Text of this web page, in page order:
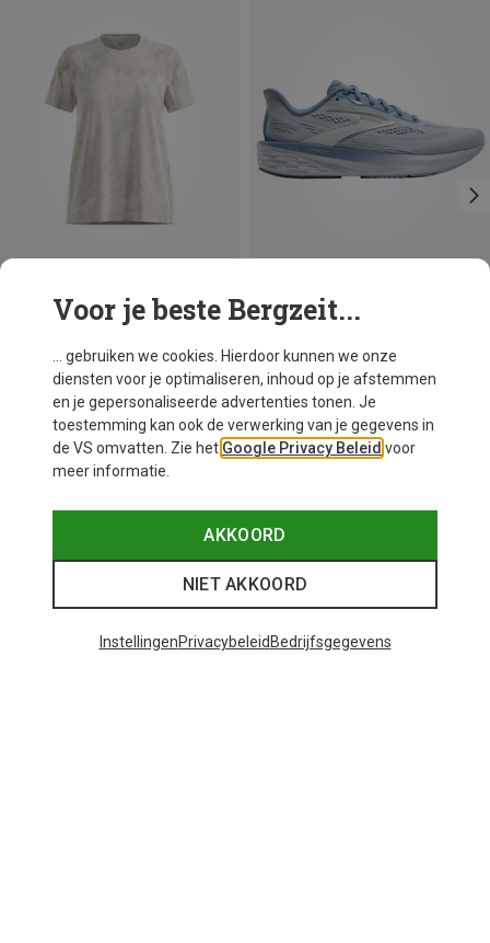
Je bespaart 34%
Brooks
Dames Launch 12 Schoenen
€ 119,95
Voor je beste Bergzeit...
... gebruiken we cookies. Hierdoor kunnen we onze
diensten voor je optimaliseren, inhoud op je afstemmen
en je gepersonaliseerde advertenties tonen. Je
toestemming kan ook de verwerking van je gegevens in
de VS omvatten. Zie het Google Privacy Beleid voor
meer informatie.
AKKOORD
NIET AKKOORD
InstellingenPrivacybeleid Bedrijfsgegevens